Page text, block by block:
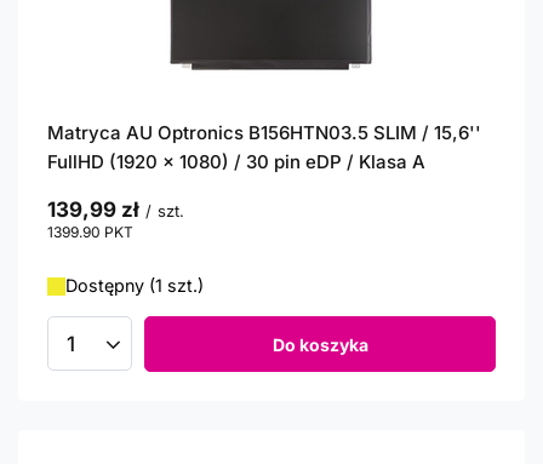
Matryca AU Optronics B156HTN03.5 SLIM / 15,6''
FullHD (1920 x 1080) / 30 pin eDP / Klasa A
139,99 zł / szt.
1399.90 PKT
Dostępny (1 szt.)
Ilość produktów Do koszyka